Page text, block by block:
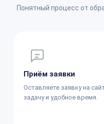
Понятный процесс от
Приём заявки
Оставляете заявку на
задачу и удобное время.